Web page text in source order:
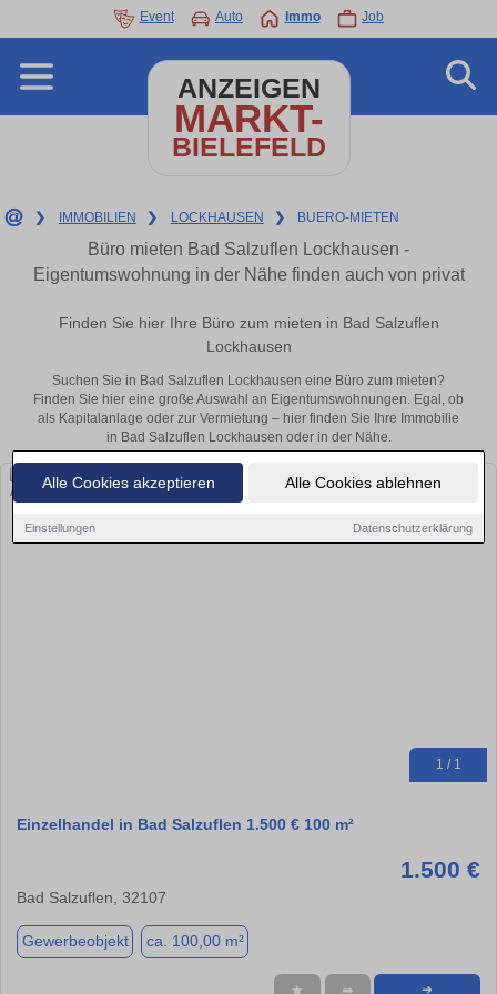
Alle Cookies akzeptieren Alle Cookies ablehnen
Einstellungen Datenschutzerklärung
Event Auto Immo Job
ANZEIGEN
MARKT-
BIELEFELD
❯ IMMOBILIEN ❯ LOCKHAUSEN ❯ BUERO-MIETEN
Büro mieten Bad Salzuflen Lockhausen -
Eigentumswohnung in der Nähe finden auch von privat
Finden Sie hier Ihre Büro zum mieten in Bad Salzuflen
Lockhausen
Suchen Sie in Bad Salzuflen Lockhausen eine Büro zum mieten?
Finden Sie hier eine große Auswahl an Eigentumswohnungen. Egal, ob
als Kapitalanlage oder zur Vermietung – hier finden Sie Ihre Immobilie
in Bad Salzuflen Lockhausen oder in der Nähe.
1 / 1
Einzelhandel in Bad Salzuflen 1.500 € 100 m²
1.500 €
Bad Salzuflen, 32107
Gewerbeobjekt ca. 100,00 m²
★ ➦ ➜